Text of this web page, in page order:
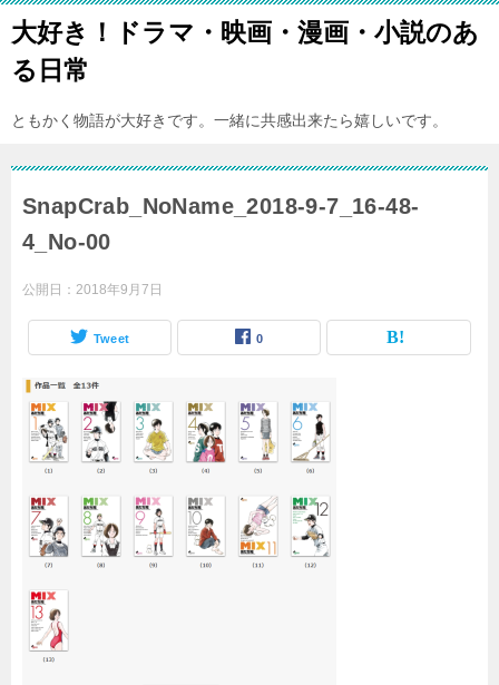
大好き！ドラマ・映画・漫画・小説のあ
る日常
ともかく物語が大好きです。一緒に共感出来たら嬉しいです。
SnapCrab_NoName_2018-9-7_16-48-
4_No-00
公開日： 2018年9月7日
Tweet 0